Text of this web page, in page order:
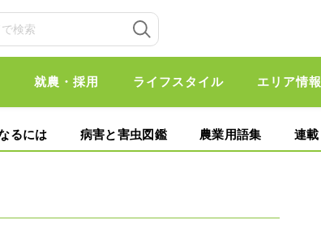
就農・採用 ライフスタイル エリア情報
るには 病害と害虫図鑑 農業用語集 連載